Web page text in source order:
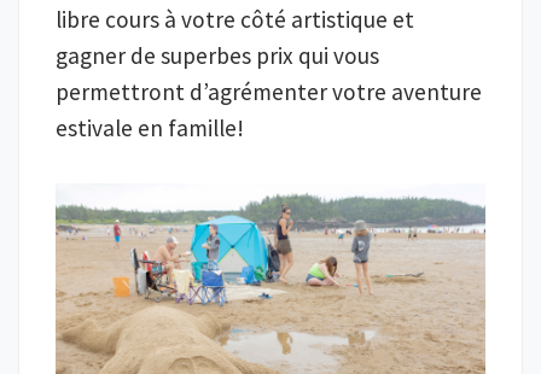
libre cours à votre côté artistique et
gagner de superbes prix qui vous
permettront d’agrémenter votre aventure
estivale en famille!